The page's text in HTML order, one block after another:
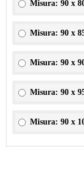
Misura: 90 x
Misura: 90 x
Misura: 90 x
Misura: 90 x
Misura: 90 x